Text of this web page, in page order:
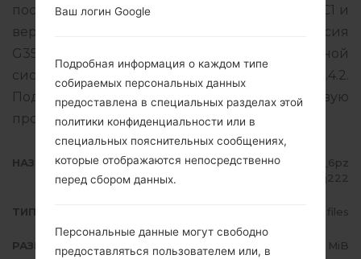
поставляется с версией PDA G3568VZMS0AQC1 и
версия CSC G3568VCHM0AQC1, MODEM версия
G3568VZMS0AQC1. Версия операционной
системы данной прошивки Android KitKat 4.4.2.
Подробная инструкция, как прошить стоковую
прошивку на устройства Samsung здесь
НАЗВАНИЕ ФАЙЛА
SM-G3568V_1_20170321163652_6pz
u3wj222
ТИП ПРОШИВКИ 4 files
РАЗМЕР ФАЙЛА 632.4 MiB
Ваш логин Google
Подробная информация о каждом типе
собираемых персональных данных
предоставлена в специальных разделах этой
политики конфиденциальности или в
специальных пояснительных сообщениях,
которые отображаются непосредственно
перед сбором данных.
Персональные данные могут свободно
предоставляться пользователем или, в